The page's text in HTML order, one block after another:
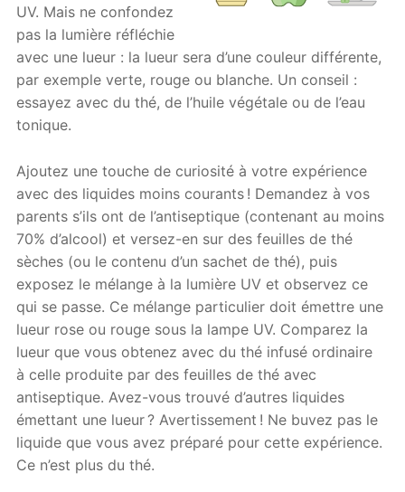
UV. Mais ne confondez
pas la lumière réfléchie
avec une lueur : la lueur sera d’une couleur différente,
par exemple verte, rouge ou blanche. Un conseil :
essayez avec du thé, de l’huile végétale ou de l’eau
tonique.
Ajoutez une touche de curiosité à votre expérience
avec des liquides moins courants ! Demandez à vos
parents s’ils ont de l’antiseptique (contenant au moins
70% d’alcool) et versez-en sur des feuilles de thé
sèches (ou le contenu d’un sachet de thé), puis
exposez le mélange à la lumière UV et observez ce
qui se passe. Ce mélange particulier doit émettre une
lueur rose ou rouge sous la lampe UV. Comparez la
lueur que vous obtenez avec du thé infusé ordinaire
à celle produite par des feuilles de thé avec
antiseptique. Avez-vous trouvé d’autres liquides
émettant une lueur ? Avertissement ! Ne buvez pas le
liquide que vous avez préparé pour cette expérience.
Ce n’est plus du thé.